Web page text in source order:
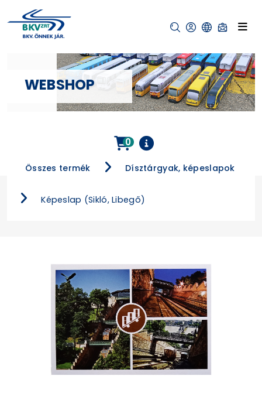
WEBSHOP
Összes termék Dísztárgyak, képeslapok
Képeslap (Sikló, Libegő)
0